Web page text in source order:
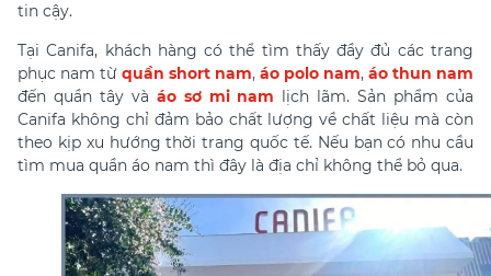
tin cậy.
Tại Canifa, khách hàng có thể tìm thấy đầy đủ các trang
phục nam từ quần short nam, áo polo nam, áo thun nam
đến quần tây và áo sơ mi nam lịch lãm. Sản phẩm của
Canifa không chỉ đảm bảo chất lượng về chất liệu mà còn
theo kịp xu hướng thời trang quốc tế. Nếu bạn có nhu cầu
tìm mua quần áo nam thì đây là địa chỉ không thể bỏ qua.